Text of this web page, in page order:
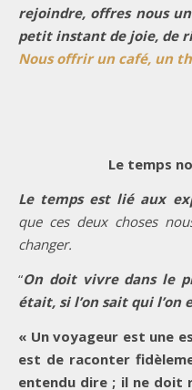
rejoindre, offres nous
petit instant de joie, de
Nous offrir un café, un
Le temps
Le temps est lié aux
que ces deux choses
changer.
“On doit vivre dans le
était, si l’on sait qui l’on
« Un voyageur est une
est de raconter
entendu dire ; il ne doit